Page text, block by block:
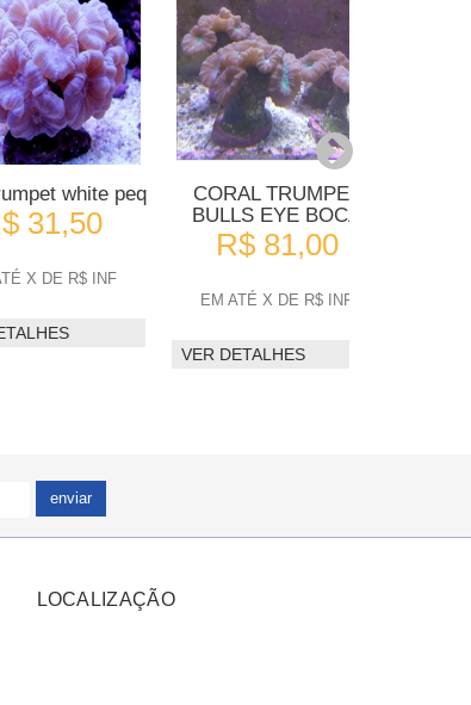
white peq
31,50
X DE R$ INF
CORAL TRUMPET
BULLS EYE BOCA
R$ 81,00
EM ATÉ X DE R$ INF
VER DETALHES
enviar
LOCALIZAÇÃO